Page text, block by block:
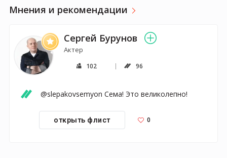
Мнения и рекомендации
Сергей Бурунов
Актер
102 96
@slepakovsemyon Сема! Это великолепно!
открыть флист 0